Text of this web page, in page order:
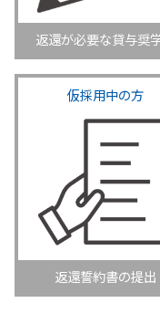
返還が必要な貸与奨
仮採用中の方
返還誓約書の提出